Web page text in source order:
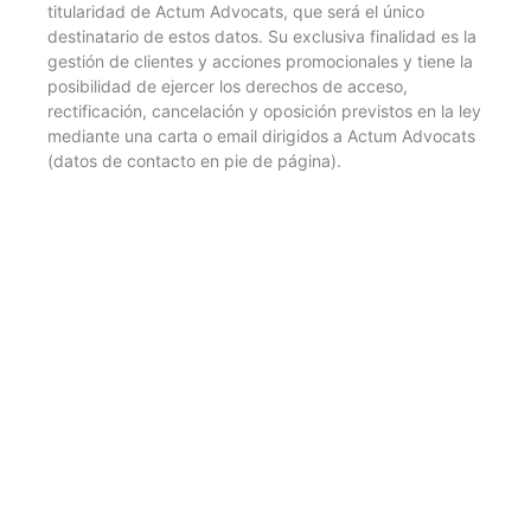
titularidad de Actum Advocats, que será el único
destinatario de estos datos. Su exclusiva finalidad es la
gestión de clientes y acciones promocionales y tiene la
posibilidad de ejercer los derechos de acceso,
rectificación, cancelación y oposición previstos en la ley
mediante una carta o email dirigidos a Actum Advocats
(datos de contacto en pie de página).